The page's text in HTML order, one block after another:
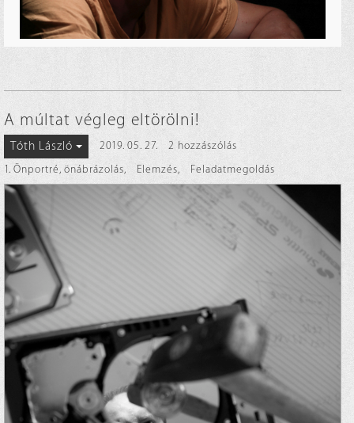
A múltat végleg eltörölni!
Tóth László 2019. 05. 27.
2 hozzászólás
1. Önportré, önábrázolás, Elemzés, Feladatmegoldás